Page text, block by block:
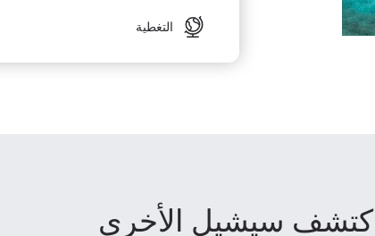
التغطية
اكتشف سيشيل الأخرى